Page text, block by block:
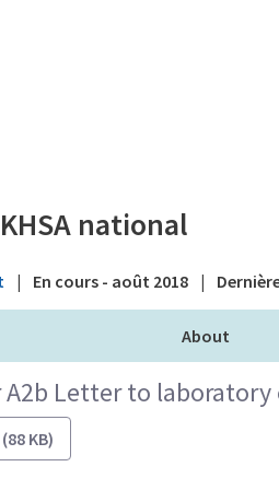
library -
national
| En cours - août 2018 |
About
Letter to
KB)